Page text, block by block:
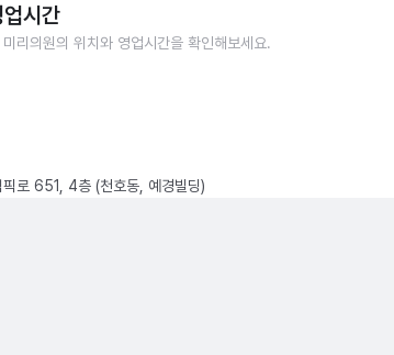
업시간
미리의원의 위치와 영업시간을 확인해보세요.
픽로 651, 4층 (천호동, 예경빌딩)